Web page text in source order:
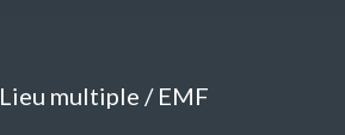
Lieu multiple / EMF